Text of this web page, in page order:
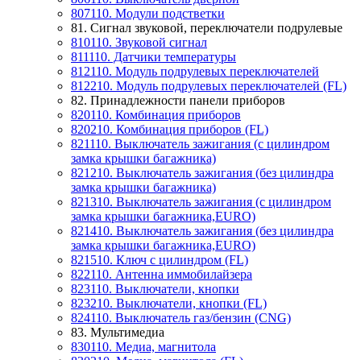
807110. Модули подстветки
81. Сигнал звуковой, переключатели подрулевые
810110. Звуковой сигнал
811110. Датчики температуры
812110. Модуль подрулевых переключателей
812210. Модуль подрулевых переключателей (FL)
82. Принадлежности панели приборов
820110. Комбинация приборов
820210. Комбинация приборов (FL)
821110. Выключатель зажигания (c цилиндром
замка крышки багажника)
821210. Выключатель зажигания (без цилиндра
замка крышки багажника)
821310. Выключатель зажигания (c цилиндром
замка крышки багажника,EURO)
821410. Выключатель зажигания (без цилиндра
замка крышки багажника,EURO)
821510. Ключ с цилиндром (FL)
822110. Антенна иммобилайзера
823110. Выключатели, кнопки
823210. Выключатели, кнопки (FL)
824110. Выключатель газ/бензин (CNG)
83. Мультимедиа
830110. Медиа, магнитола